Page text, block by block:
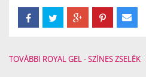
TOVÁBBI ROYAL GEL - SZÍNES ZSELÉK